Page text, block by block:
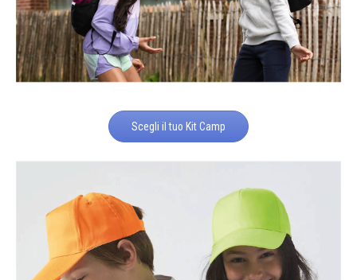
Scegli il tuo Kit Camp